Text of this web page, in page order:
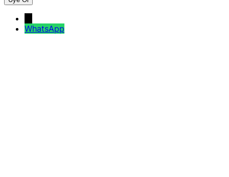
WhatsApp